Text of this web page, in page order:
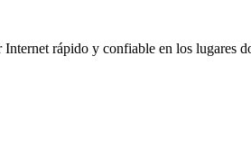
rápido y confiable en los lugares